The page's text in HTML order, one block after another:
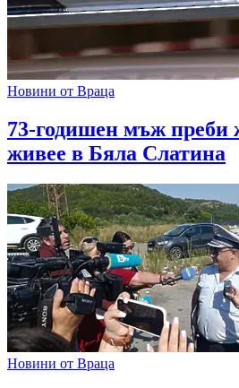
Новини от Враца
73-годишен мъж преби
живее в Бяла Слатина
Новини от Враца